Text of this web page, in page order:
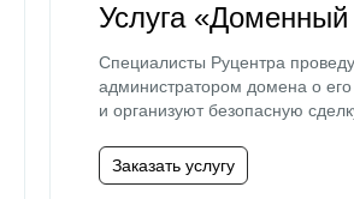
Услуга «Доменный
Специалисты Руцентра
администратором домена о
и организуют безопасную
Заказать услугу